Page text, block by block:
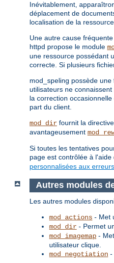
Inévitablement,
déplacement de
localisation de la
Une autre cause
httpd propose le module
une ressource possédant
correcte. Si plusieurs
mod_speling possède
utilisateurs ne
la correction
part du client.
mod_dir fournit la directive
avantageusement
Si toutes les tentatives
page est contrôlée à l'aide
personnalisées aux erreurs
Autres modules
Les autres modules
mod_actions - Met
mod_dir - Permet
mod_imagemap -
utilisateur clique.
mod_negotiation -